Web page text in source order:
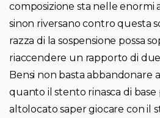
composizione sta nelle enormi
sinon riversano contro questa
razza di la sospensione possa
riaccendere un rapporto di
Bensi non basta abbandonare
quanto il stento rinasca di base
altolocato saper giocare con il